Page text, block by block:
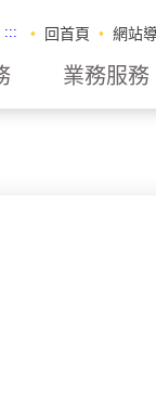
::: 回首頁 網站
業務服務